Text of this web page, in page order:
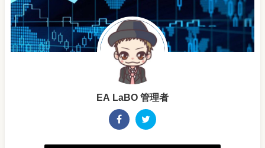
EA LaBO 管理者